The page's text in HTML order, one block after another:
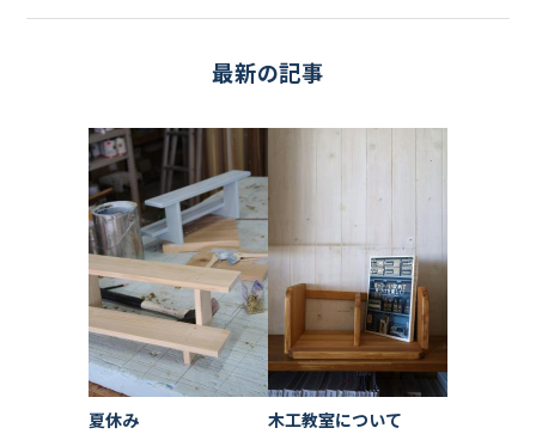
最新の記事
夏休み
木工教室について